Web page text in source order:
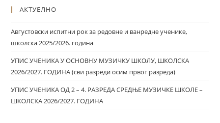
АКТУЕЛНО
Августовски испитни рок за редовне и ванредне ученике,
школска 2025/2026. година
УПИС УЧЕНИКА У ОСНОВНУ МУЗИЧКУ ШКОЛУ, ШКОЛСКА
2026/2027. ГОДИНА (сви разреди осим првог разреда)
УПИС УЧЕНИКА ОД 2 – 4. РАЗРЕДА СРЕДЊЕ МУЗИЧКЕ ШКОЛЕ –
ШКОЛСКА 2026/2027. ГОДИНА